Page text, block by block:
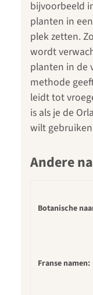
bijvoorbeeld
planten in
plek zetten.
wordt
planten in de
methode
leidt tot
is als je de
wilt
Andere
Botanische
Franse namen: